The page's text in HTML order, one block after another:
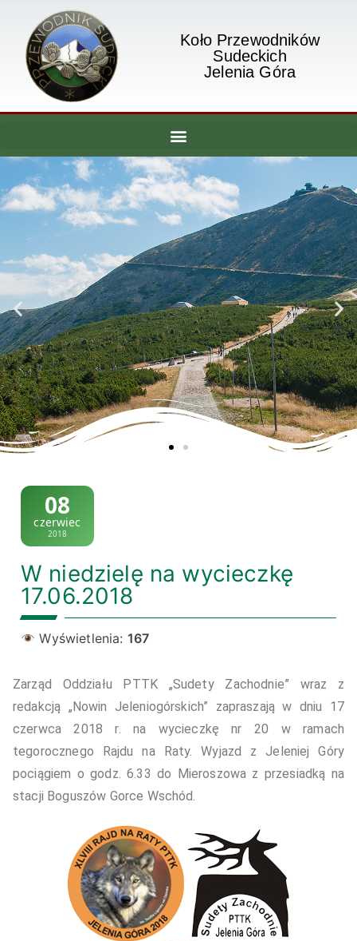
Koło Przewodników
Sudeckich
Jelenia Góra
08
czerwiec
2018
W niedzielę na wycieczkę
17.06.2018
Wyświetlenia: 167
Zarząd Oddziału PTTK „Sudety Zachodnie” wraz z
redakcją „Nowin Jeleniogórskich” zapraszają w dniu 17
czerwca 2018 r. na wycieczkę nr 20 w ramach
tegorocznego Rajdu na Raty. Wyjazd z Jeleniej Góry
pociągiem o godz. 6.33 do Mieroszowa z przesiadką na
stacji Boguszów Gorce Wschód.